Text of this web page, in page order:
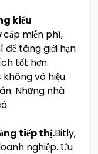
kiểu
cấp miễn phí,
tăng giới hạn
tốt hơn.
vô hiệu
Những nhà
tiếp thị.Bitly,
nghiệp. Ưu